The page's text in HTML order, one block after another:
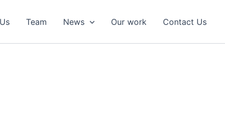
Team News Our work Contact Us